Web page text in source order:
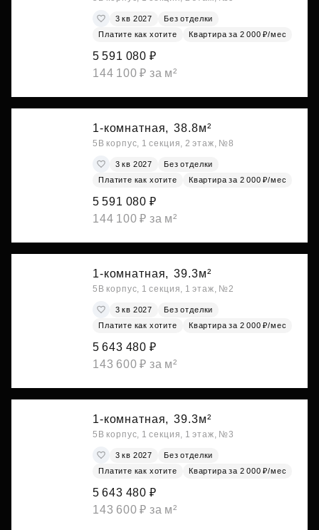
3 кв 2027
Без отделки
Платите как хотите
Квартира за 2 000 ₽/мес
5 591 080 ₽
144 100 ₽ за м²
1-комнатная, 38.8м²
5В корпус, 1 секция, 2 этаж, №8
3 кв 2027
Без отделки
Платите как хотите
Квартира за 2 000 ₽/мес
5 591 080 ₽
144 100 ₽ за м²
1-комнатная, 39.3м²
5В корпус, 1 секция, 1 этаж, №2
3 кв 2027
Без отделки
Платите как хотите
Квартира за 2 000 ₽/мес
5 643 480 ₽
143 600 ₽ за м²
1-комнатная, 39.3м²
5В корпус, 1 секция, 1 этаж, №3
3 кв 2027
Без отделки
Платите как хотите
Квартира за 2 000 ₽/мес
5 643 480 ₽
143 600 ₽ за м²